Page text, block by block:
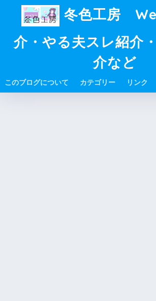
冬色工房
介・やる夫スレ紹介
介など
このブログについて カテゴリー リンク